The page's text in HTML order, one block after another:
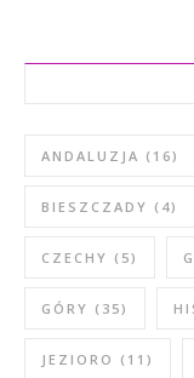
ANDALUZJA (16)
BIESZCZADY (4)
CZECHY (5)
GÓRY (35)
JEZIORO (11)